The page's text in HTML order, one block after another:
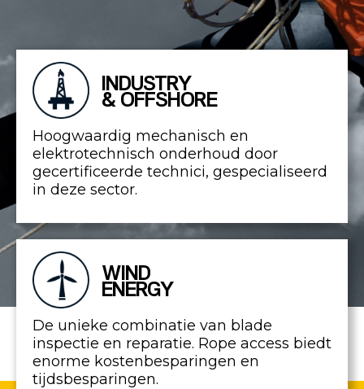
INDUSTRY
& OFFSHORE
Hoogwaardig mechanisch en
elektrotechnisch onderhoud door
gecertificeerde technici, gespecialiseerd
in deze sector.
WIND
ENERGY
De unieke combinatie van blade
inspectie en reparatie. Rope access biedt
enorme kostenbesparingen en
tijdsbesparingen.